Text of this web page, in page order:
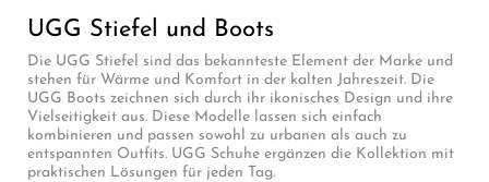
UGG Stiefel und Boots
Die UGG Stiefel sind das bekannteste Element der Marke und
stehen für Wärme und Komfort in der kalten Jahreszeit. Die
UGG Boots zeichnen sich durch ihr ikonisches Design und ihre
Vielseitigkeit aus. Diese Modelle lassen sich einfach
kombinieren und passen sowohl zu urbanen als auch zu
entspannten Outfits. UGG Schuhe ergänzen die Kollektion mit
praktischen Lösungen für jeden Tag.